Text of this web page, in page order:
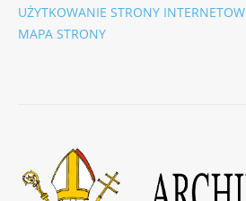
UŻYTKOWANIE STRONY
MAPA STRONY